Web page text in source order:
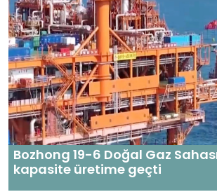
Bozhong 19-6 Doğal Gaz
kapasite üretime geçti